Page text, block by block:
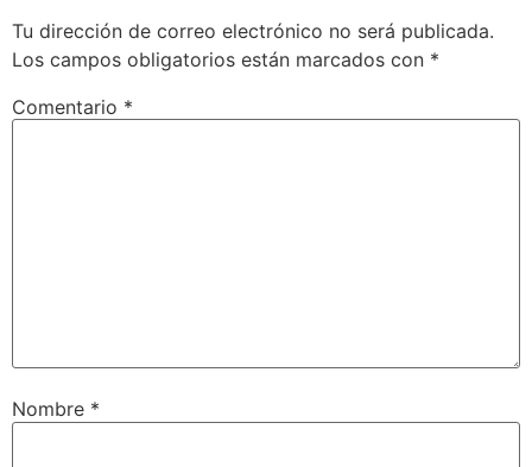
Tu dirección de correo electrónico no será publicada.
Los campos obligatorios están marcados con *
Comentario *
Nombre *